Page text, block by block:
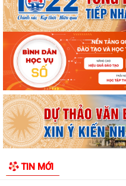
TIN MỚI
Triển khai nộp thuế sử dụng
Mobile
Hướng dẫn cài đặt và sử
Mobile
HẢI PHÒNG THU PHÍ 0 ĐỒNG
HIỆN THỦ TỤC HÀNH CHÍNH
Thông báo về việc niêm yết
04/2026/NQ-HĐND ngày 20/4/
sách những phụ nữ sinh con thứ